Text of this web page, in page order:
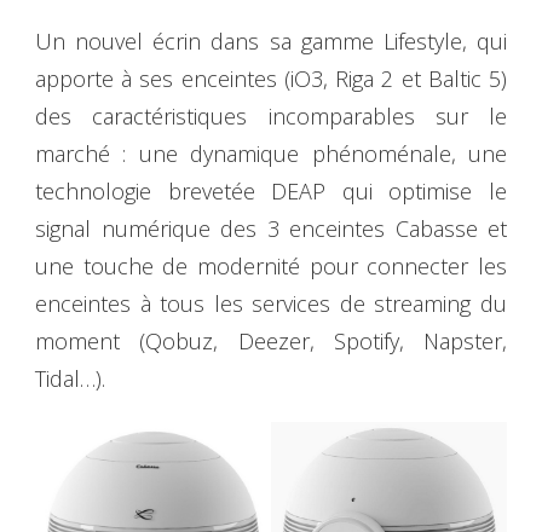
Un nouvel écrin dans sa gamme Lifestyle, qui
apporte à ses enceintes (iO3, Riga 2 et Baltic 5)
des caractéristiques incomparables sur le
marché : une dynamique phénoménale, une
technologie brevetée DEAP qui optimise le
signal numérique des 3 enceintes Cabasse et
une touche de modernité pour connecter les
enceintes à tous les services de streaming du
moment (Qobuz, Deezer, Spotify, Napster,
Tidal…).